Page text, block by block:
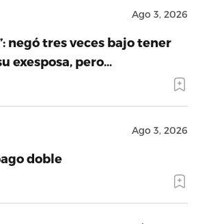
Ago 3, 2026
negó tres veces bajo tener
exesposa, pero…
Ago 3, 2026
doble